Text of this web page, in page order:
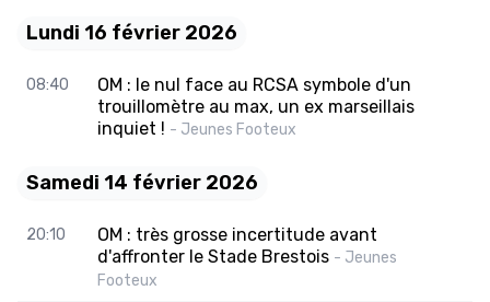
Lundi 16 février 2026
08:40
OM : le nul face au RCSA symbole d'un
trouillomètre au max, un ex marseillais
inquiet ! - Jeunes Footeux
Samedi 14 février 2026
20:10
OM : très grosse incertitude avant
d'affronter le Stade Brestois - Jeunes
Footeux